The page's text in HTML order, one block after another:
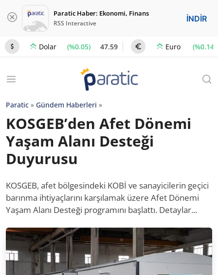
Paratic Haber: Ekonomi, Finans
RSS Interactive İNDİR
Dolar (%0.05) 47.59 Euro (%0.14)
Paratic » Gündem Haberleri »
KOSGEB’den Afet Dönemi
Yaşam Alanı Desteği
Duyurusu
KOSGEB, afet bölgesindeki KOBİ ve sanayicilerin geçici
barınma ihtiyaçlarını karşılamak üzere Afet Dönemi
Yaşam Alanı Desteği programını başlattı. Detaylar...